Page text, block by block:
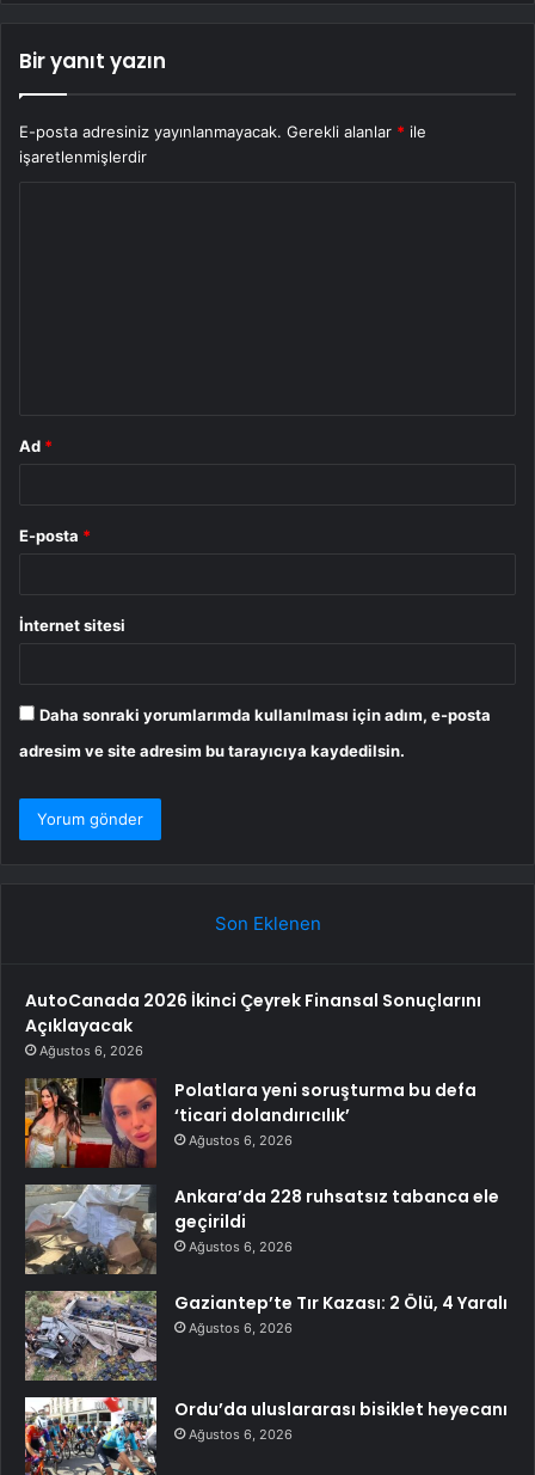
Bir yanıt yazın
E-posta adresiniz yayınlanmayacak. Gerekli alanlar * ile
işaretlenmişlerdir
Ad *
E-posta *
İnternet sitesi
Daha sonraki yorumlarımda kullanılması için adım, e-posta
adresim ve site adresim bu tarayıcıya kaydedilsin.
Son Eklenen
AutoCanada 2026 İkinci Çeyrek Finansal Sonuçlarını
Açıklayacak
Ağustos 6, 2026
Polatlara yeni soruşturma bu defa
‘ticari dolandırıcılık’
Ağustos 6, 2026
Ankara’da 228 ruhsatsız tabanca ele
geçirildi
Ağustos 6, 2026
Gaziantep’te Tır Kazası: 2 Ölü, 4 Yaralı
Ağustos 6, 2026
Ordu’da uluslararası bisiklet heyecanı
Ağustos 6, 2026